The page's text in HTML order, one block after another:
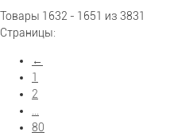
Товары 1632 - 1651 из 3831
Страницы:
←
1
2
80